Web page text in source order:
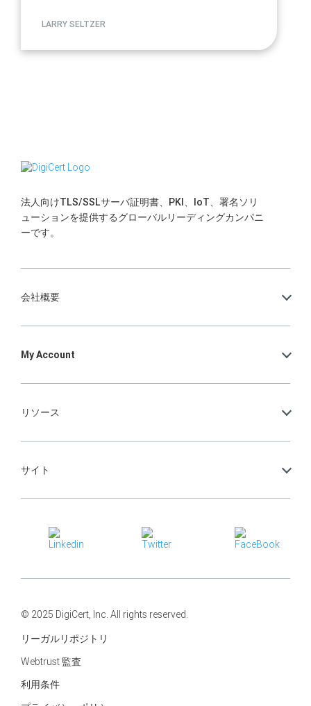
LARRY SELTZER
法人向けTLS/SSLサーバ証明書、PKI、IoT、署名ソリ
ューションを提供するグローバルリーディングカンパニ
ーです。
会社概要
My Account
リソース
サイト
© 2025 DigiCert, Inc. All rights reserved.
リーガルリポジトリ
Webtrust 監査
利用条件